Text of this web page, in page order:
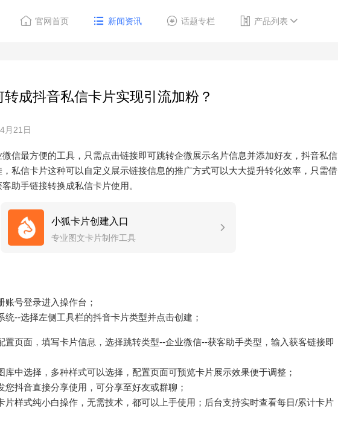
官网首页 新闻资讯 话题专栏 产品列表
成抖音私信卡片实现引流加粉？
月21日
信最方便的工具，只需点击链接即可跳转企微展示名片信息并添加好友，抖音私信
私信卡片这种可以自定义展示链接信息的推广方式可以大大提升转化效率，只需借
助手链接转换成私信卡片使用。
小狐卡片创建入口
专业图文卡片制作工具
号登录进入操作台；
统--选择左侧工具栏的抖音卡片类型并点击创建；
置页面，填写卡片信息，选择跳转类型--企业微信--获客助手类型，输入获客链接即
库中选择，多种样式可以选择，配置页面可预览卡片展示效果便于调整；
您抖音直接分享使用，可分享至好友或群聊；
片样式纯小白操作，无需技术，都可以上手使用；后台支持实时查看每日/累计卡片